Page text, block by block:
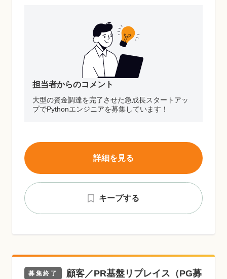
担当者からのコメント
大型の資金調達を完了させた急成長スタートアッ
プでPythonエンジニアを募集しています！
キープする
詳細を見る
募集終了
顧客／PR基盤リプレイス（PG募